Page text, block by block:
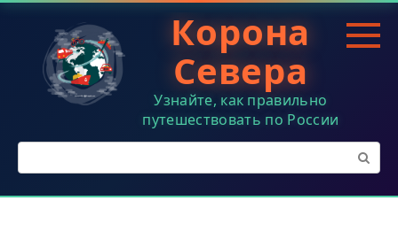
Перейти
контенту
Корона
Севера
Узнайте, как правильно
путешествовать по России
Поиск: